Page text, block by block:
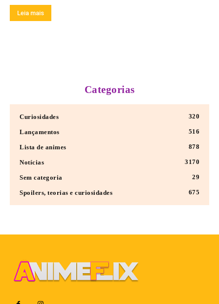
Leia mais
Categorias
Curiosidades 320
Lançamentos 516
Lista de animes 878
Notícias 3170
Sem categoria 29
Spoilers, teorias e curiosidades 675